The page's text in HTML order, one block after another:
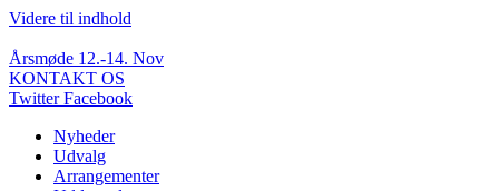
Videre til indhold
Årsmøde 12.-14. Nov
KONTAKT OS
Twitter Facebook
Nyheder
Udvalg
Arrangementer